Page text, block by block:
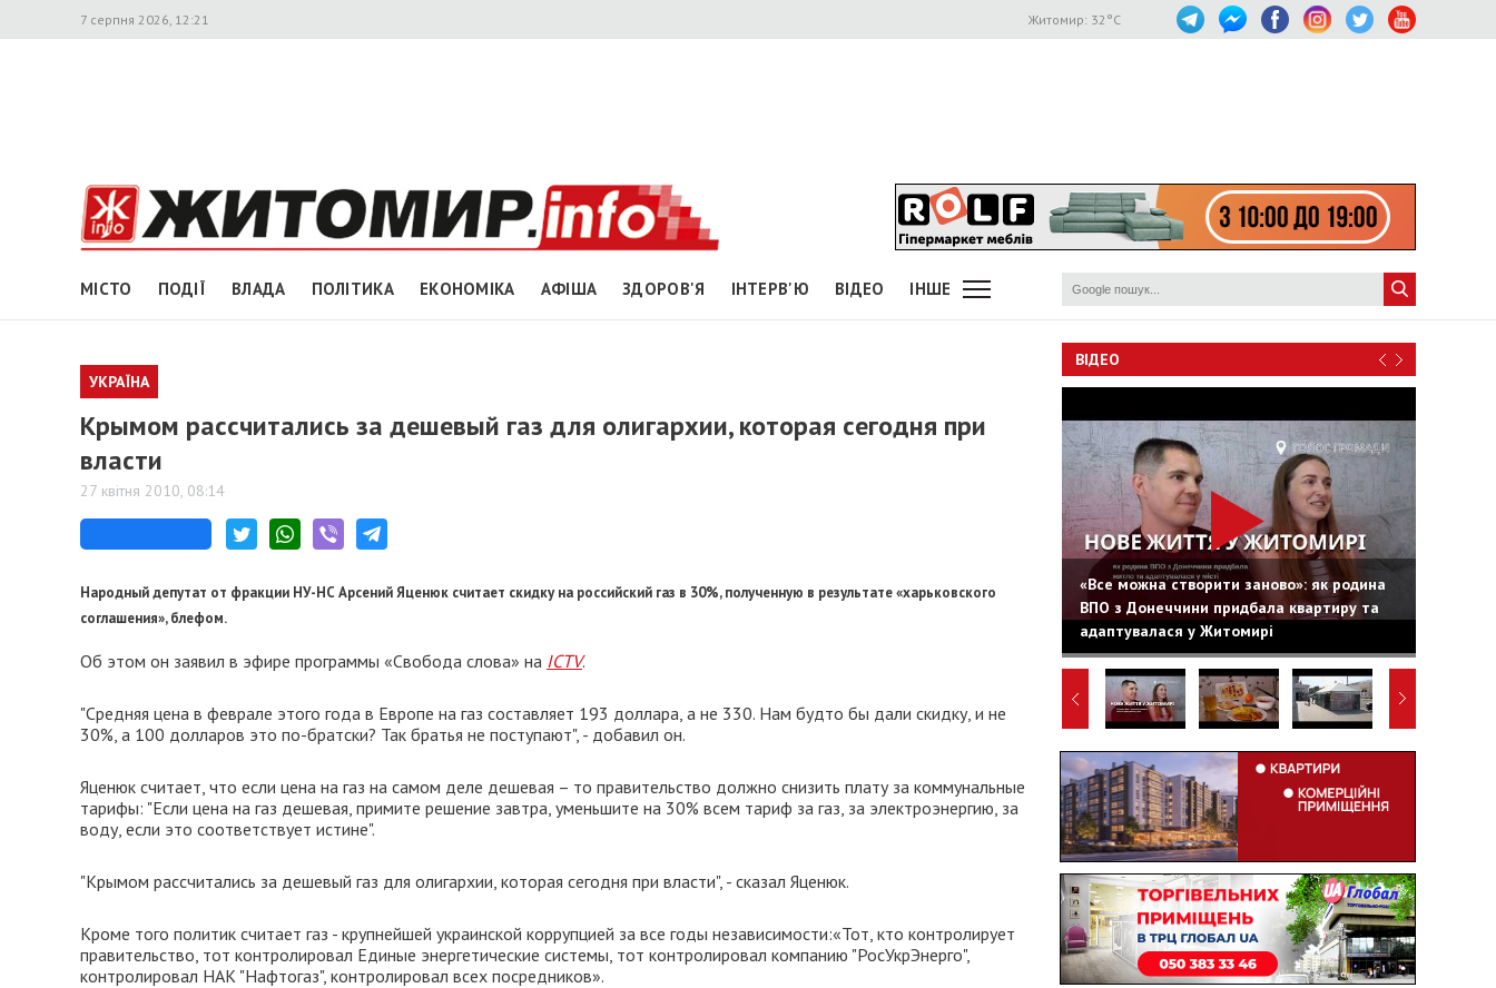
7 серпня 2026, 12:21 Житомир: 32 °C
МІСТО ПОДІЇ ВЛАДА ПОЛІТИКА ЕКОНОМІКА АФІША ЗДОРОВ'Я ІНТЕРВ'Ю ВІДЕО ІНШЕ
УКРАЇНА
Крымом рассчитались за дешевый газ для олигархии, которая сегодня при
власти
27 квітня 2010, 08:14
Народный депутат от фракции НУ-НС Арсений Яценюк считает скидку на российский газ в 30%, полученную в результате «харьковского
соглашения», блефом.
Об этом он заявил в эфире программы «Свобода слова» на ICTV.
"Средняя цена в феврале этого года в Европе на газ составляет 193 доллара, а не 330. Нам будто бы дали скидку, и не
30%, а 100 долларов это по-братски? Так братья не поступают", - добавил он.
Яценюк считает, что если цена на газ на самом деле дешевая – то правительство должно снизить плату за коммунальные
тарифы: "Если цена на газ дешевая, примите решение завтра, уменьшите на 30% всем тариф за газ, за электроэнергию, за
воду, если это соответствует истине".
"Крымом рассчитались за дешевый газ для олигархии, которая сегодня при власти", - сказал Яценюк.
Кроме того политик считает газ - крупнейшей украинской коррупцией за все годы независимости:«Тот, кто контролирует
правительство, тот контролировал Единые энергетические системы, тот контролировал компанию "РосУкрЭнерго",
контролировал НАК "Нафтогаз", контролировал всех посредников».
ВІДЕО
«Все можна створити заново»: як родина
ВПО з Донеччини придбала квартиру та
адаптувалася у Житомирі